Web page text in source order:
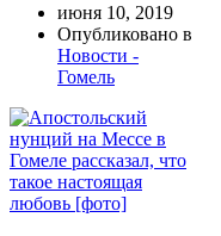
июня 10, 2019
Опубликовано в
Новости -
Гомель